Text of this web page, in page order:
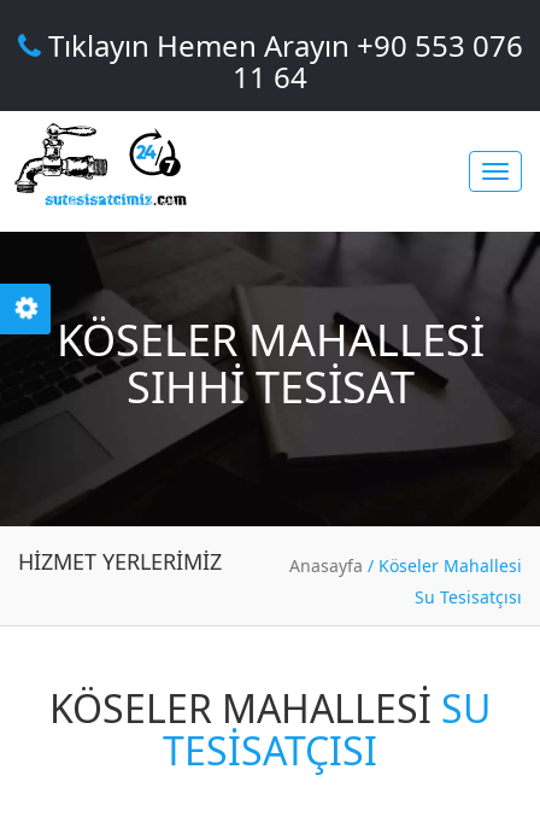
Tıklayın Hemen Arayın +90 553 076
11 64
KÖSELER MAHALLESI
SIHHI TESISAT
HIZMET YERLERIMIZ Anasayfa / Köseler Mahallesi
Su Tesisatçısı
KÖSELER MAHALLESI SU
TESISATÇISI